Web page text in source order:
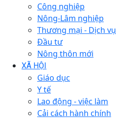
Công nghiệp
Nông-Lâm nghiệp
Thương mại - Dịch vụ
Đầu tư
Nông thôn mới
XÃ HỘI
Giáo dục
Y tế
Lao động - việc làm
Cải cách hành chính